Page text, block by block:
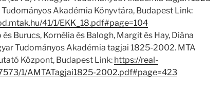
Akadémia Könyvtára, Budapest Link:
41/1/EKK_18.pdf#page=104
Burucs, Kornélia és Balogh, Margit és Hay, Diána
Tudományos Akadémia tagjai 1825-2002. MTA
Központ, Budapest Link: https://real-
1/AMTATagjai1825-2002.pdf#page=423